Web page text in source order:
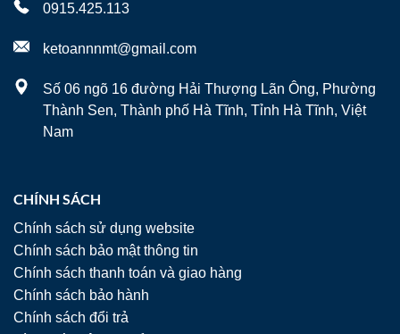
0915.425.113
ketoannnmt@gmail.com
Số 06 ngõ 16 đường Hải Thượng Lãn Ông, Phường
Thành Sen, Thành phố Hà Tĩnh, Tỉnh Hà Tĩnh, Việt
Nam
CHÍNH SÁCH
Chính sách sử dụng website
Chính sách bảo mật thông tin
Chính sách thanh toán và giao hàng
Chính sách bảo hành
Chính sách đổi trả